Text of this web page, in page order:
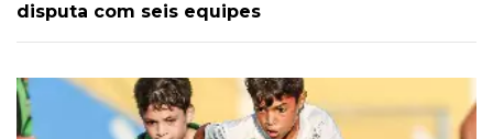
disputa com seis equipes